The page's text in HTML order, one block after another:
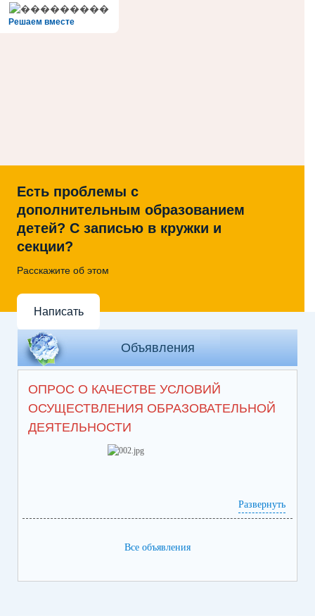
Решаем вместе
Есть проблемы с
дополнительным образованием
детей? С записью в кружки и
секции?
Расскажите об этом
Написать
Объявления
ОПРОС О КАЧЕСТВЕ УСЛОВИЙ
ОСУЩЕСТВЛЕНИЯ ОБРАЗОВАТЕЛЬНОЙ
ДЕЯТЕЛЬНОСТИ
https://bus.gov.ru/info-card/382496
Развернуть
Все объявления